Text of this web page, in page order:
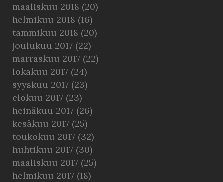
maaliskuu 2018 (20)
helmikuu 2018 (16)
tammikuu 2018 (20)
joulukuu 2017 (22)
marraskuu 2017 (22)
lokakuu 2017 (24)
syyskuu 2017 (23)
elokuu 2017 (23)
heinäkuu 2017 (26)
kesäkuu 2017 (25)
toukokuu 2017 (32)
huhtikuu 2017 (30)
maaliskuu 2017 (25)
helmikuu 2017 (18)